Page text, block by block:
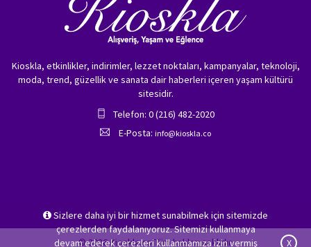
Sizlere daha iyi bir hizmet sunabilmek için sitemizde
çerezlerden faydalanıyoruz. Sitemizi kullanmaya
devam ederek çerezleri kullanmamıza izin vermiş
X
Kioskla, etkinlikler, indirimler, lezzet noktaları, kampanyalar, teknoloji,
moda, trend, güzellik ve sanata dair haberleri içeren yaşam kültürü
sitesidir.
Telefon: 0 (216) 482-2020
E-Posta: info@kioskla.co
© 2026 Kioskla.co Tüm hakları saklıdır.